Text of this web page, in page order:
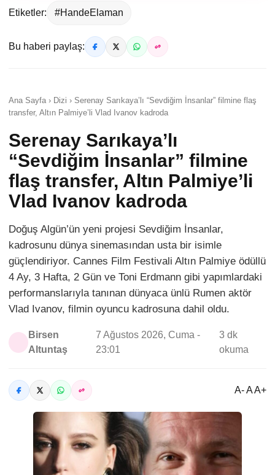
Etiketler: #HandeElaman
Bu haberi paylaş:
Ana Sayfa › Dizi › Serenay Sarıkaya’lı “Sevdiğim İnsanlar” filmine flaş
transfer, Altın Palmiye’li Vlad Ivanov kadroda
Serenay Sarıkaya’lı
“Sevdiğim İnsanlar” filmine
flaş transfer, Altın Palmiye’li
Vlad Ivanov kadroda
Doğuş Algün’ün yeni projesi Sevdiğim İnsanlar,
kadrosunu dünya sinemasından usta bir isimle
güçlendiriyor. Cannes Film Festivali Altın Palmiye ödüllü
4 Ay, 3 Hafta, 2 Gün ve Toni Erdmann gibi yapımlardaki
performanslarıyla tanınan dünyaca ünlü Rumen aktör
Vlad Ivanov, filmin oyuncu kadrosuna dahil oldu.
Birsen
Altuntaş
7 Ağustos 2026, Cuma -
23:01
3 dk
okuma
A- A A+